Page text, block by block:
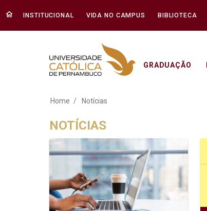
INSTITUCIONAL VIDA NO CAMPUS BIBLIOTECA
GRADUAÇÃO
Notícias - Unicap
Home Notícias
NOTÍCIAS